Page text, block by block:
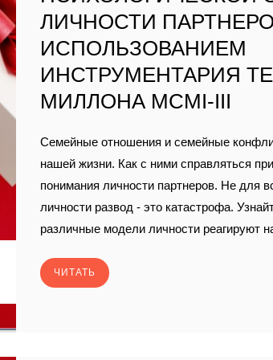
ЛИЧНОСТИ
ИСПОЛЬЗОВАНИЕМ
ИНСТРУМЕНТАРИЯ
МИЛЛОНА MCMI-III
Семейные отношения и семейные
нашей жизни. Как с ними справляться
понимания личности партнеров. Не для
личности развод - это катастрофа.
различные модели личности реагируют
ЧИТАТЬ